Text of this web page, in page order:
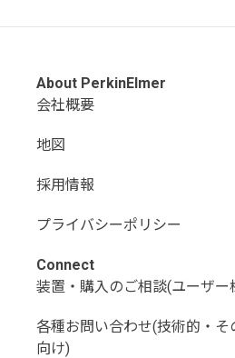
About PerkinElmer
会社概要
地図
採用情報
プライバシーポリシー
Connect
装置・購入のご相談(ユーザー
各種お問い合わせ(技術的・
向け)